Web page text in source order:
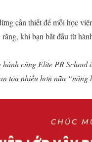
cần thiết để mỗi học
khi bạn bắt đầu từ
cùng Elite PR
tỏa nhiều hơn nữa